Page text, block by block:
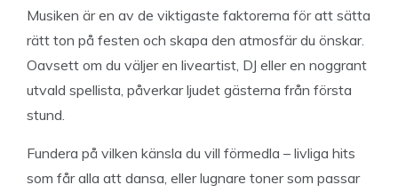
Musiken är en av de viktigaste faktorerna för att sätta
rätt ton på festen och skapa den atmosfär du önskar.
Oavsett om du väljer en liveartist, DJ eller en noggrant
utvald spellista, påverkar ljudet gästerna från första
stund.
Fundera på vilken känsla du vill förmedla – livliga hits
som får alla att dansa, eller lugnare toner som passar